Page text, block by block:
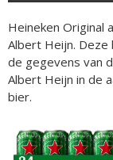
Heineken Original
Albert Heijn. Deze
de gegevens van
Albert Heijn in de
bier.